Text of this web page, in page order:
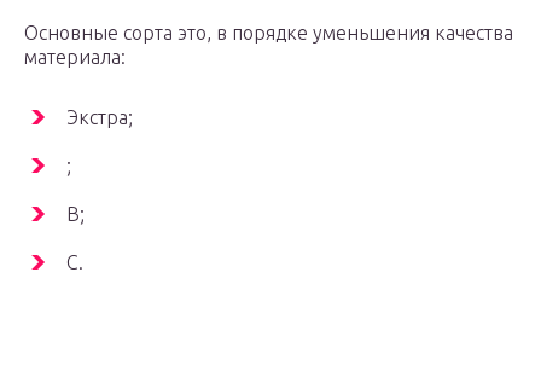
Основные сорта это, в порядке уменьшения качества
материала:
Экстра;
;
B;
C.